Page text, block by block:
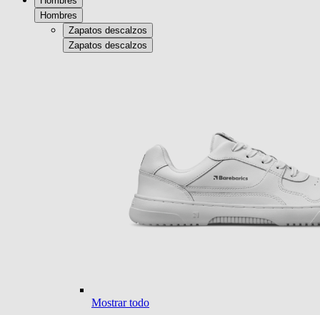
Hombres
Zapatos descalzos
Zapatos descalzos
Mostrar todo